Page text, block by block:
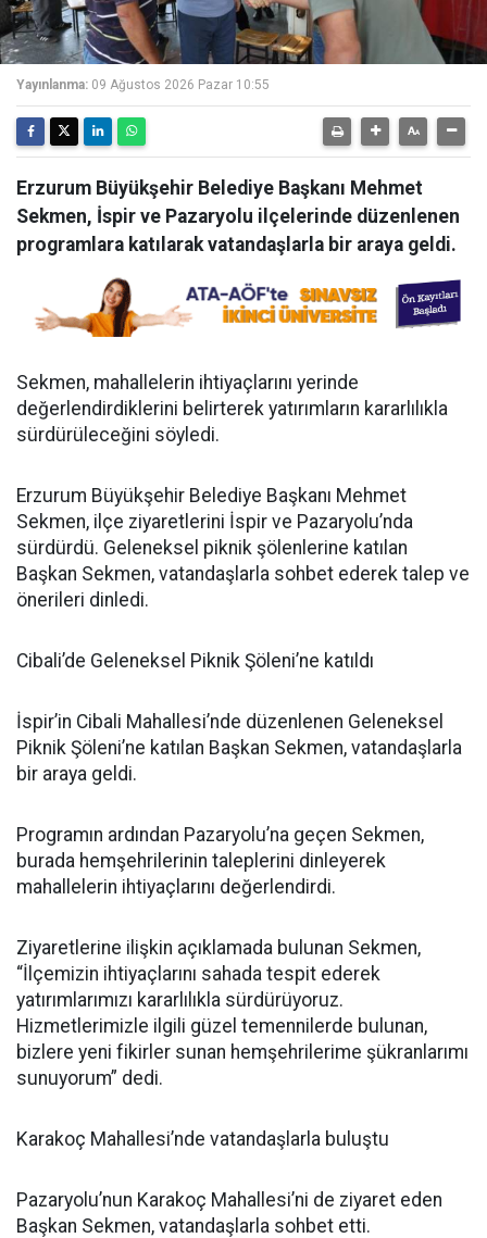
Yayınlanma: 09 Ağustos 2026 Pazar 10:55
Erzurum Büyükşehir Belediye Başkanı Mehmet
Sekmen, İspir ve Pazaryolu ilçelerinde düzenlenen
programlara katılarak vatandaşlarla bir araya geldi.
Sekmen, mahallelerin ihtiyaçlarını yerinde
değerlendirdiklerini belirterek yatırımların kararlılıkla
sürdürüleceğini söyledi.
Erzurum Büyükşehir Belediye Başkanı Mehmet
Sekmen, ilçe ziyaretlerini İspir ve Pazaryolu’nda
sürdürdü. Geleneksel piknik şölenlerine katılan
Başkan Sekmen, vatandaşlarla sohbet ederek talep ve
önerileri dinledi.
Cibali’de Geleneksel Piknik Şöleni’ne katıldı
İspir’in Cibali Mahallesi’nde düzenlenen Geleneksel
Piknik Şöleni’ne katılan Başkan Sekmen, vatandaşlarla
bir araya geldi.
Programın ardından Pazaryolu’na geçen Sekmen,
burada hemşehrilerinin taleplerini dinleyerek
mahallelerin ihtiyaçlarını değerlendirdi.
Ziyaretlerine ilişkin açıklamada bulunan Sekmen,
“İlçemizin ihtiyaçlarını sahada tespit ederek
yatırımlarımızı kararlılıkla sürdürüyoruz.
Hizmetlerimizle ilgili güzel temennilerde bulunan,
bizlere yeni fikirler sunan hemşehrilerime şükranlarımı
sunuyorum” dedi.
Karakoç Mahallesi’nde vatandaşlarla buluştu
Pazaryolu’nun Karakoç Mahallesi’ni de ziyaret eden
Başkan Sekmen, vatandaşlarla sohbet etti.